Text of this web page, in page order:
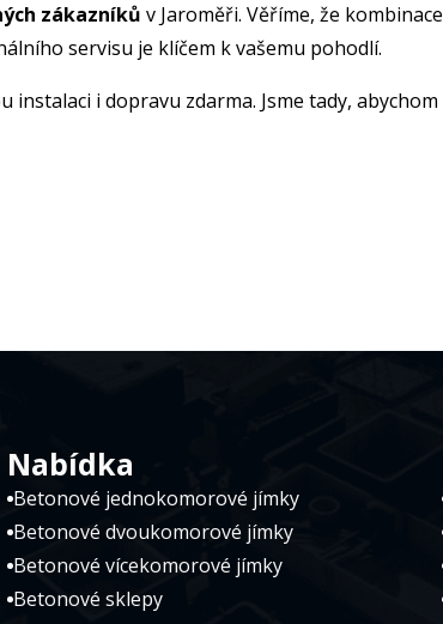
zákazníků v Jaroměři. Věříme, že kombinace
servisu je klíčem k vašemu pohodlí.
instalaci i dopravu zdarma. Jsme tady, abychom
Nabídka
Betonové jednokomorové jímky
Betonové dvoukomorové jímky
Betonové vícekomorové jímky
Betonové sklepy